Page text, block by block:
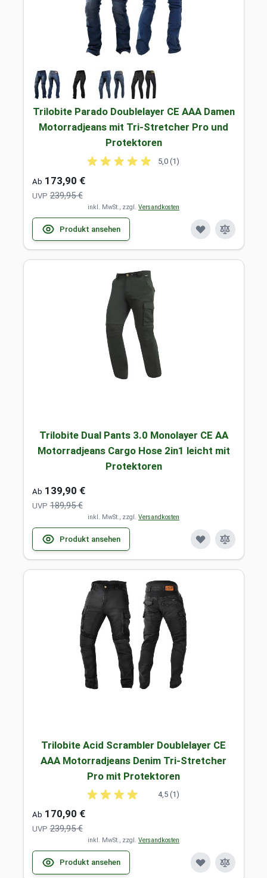
Trilobite Parado Doublelayer CE AAA Damen
Motorradjeans mit Tri-Stretcher Pro und
Protektoren
5,0 (1)
Ab 173,90 €
UVP 239,95 €
inkl. MwSt., zzgl. Versandkosten
Produkt ansehen
Trilobite Dual Pants 3.0 Monolayer CE AA
Motorradjeans Cargo Hose 2in1 leicht mit
Protektoren
Ab 139,90 €
UVP 189,95 €
inkl. MwSt., zzgl. Versandkosten
Produkt ansehen
Trilobite Acid Scrambler Doublelayer CE
AAA Motorradjeans Denim Tri-Stretcher
Pro mit Protektoren
4,5 (1)
Ab 170,90 €
UVP 239,95 €
inkl. MwSt., zzgl. Versandkosten
Produkt ansehen